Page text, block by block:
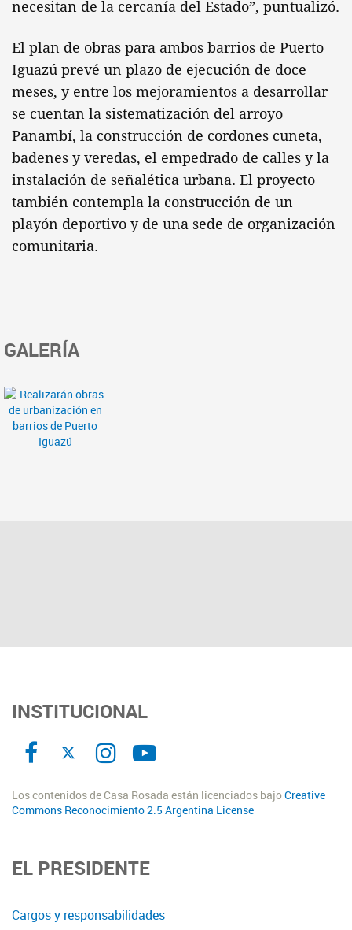
necesitan de la cercanía del Estado”, puntualizó.
El plan de obras para ambos barrios de Puerto
Iguazú prevé un plazo de ejecución de doce
meses, y entre los mejoramientos a desarrollar
se cuentan la sistematización del arroyo
Panambí, la construcción de cordones cuneta,
badenes y veredas, el empedrado de calles y la
instalación de señalética urbana. El proyecto
también contempla la construcción de un
playón deportivo y de una sede de organización
comunitaria.
GALERÍA
INSTITUCIONAL
Los contenidos de Casa Rosada están licenciados bajoCreative
Commons Reconocimiento 2.5 Argentina License
EL PRESIDENTE
Cargos y responsabilidades